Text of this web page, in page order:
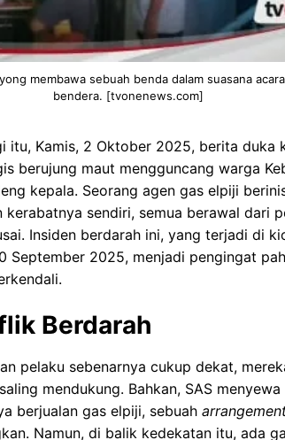
membawa sebuah benda dalam suasana
bendera. [tvonenews.com]
itu, Kamis, 2 Oktober 2025, berita duka
berujung maut mengguncang warga
kepala. Seorang agen gas elpiji
kerabatnya sendiri, semua berawal dari
Insiden berdarah ini, yang terjadi di
September 2025, menjadi pengingat
Berdarah
pelaku sebenarnya cukup dekat,
mendukung. Bahkan, SAS
berjualan gas elpiji, sebuah
Namun, di balik kedekatan itu, ada